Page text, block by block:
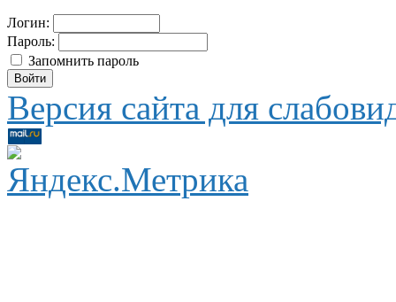
Логин:
Пароль:
Запомнить пароль
Версия сайта для